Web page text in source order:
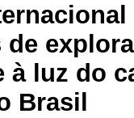
de
à luz do
Brasil